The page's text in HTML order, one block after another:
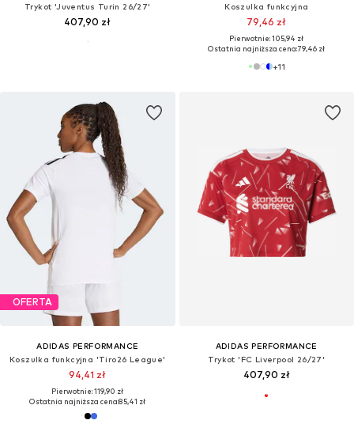
Trykot 'Juventus Turin 26/27'
407,90 zł
Koszulka funkcyjna
79,46 zł
Pierwotnie: 105,94 zł
Ostatnia najniższa cena:79,46 zł
+11
OFERTA
ADIDAS PERFORMANCE
Koszulka funkcyjna 'Tiro26 League'
94,41 zł
Pierwotnie: 119,90 zł
Ostatnia najniższa cena:85,41 zł
ADIDAS PERFORMANCE
Trykot 'FC Liverpool 26/27'
407,90 zł